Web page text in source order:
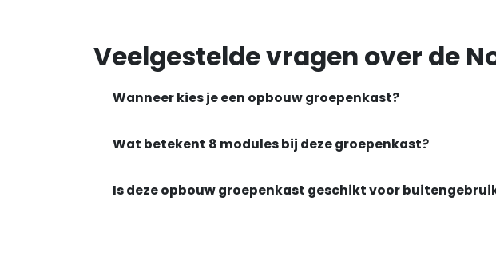
Veelgestelde vragen over de
Wanneer kies je een opbouw groepenkast?
Wat betekent 8 modules bij deze groepenkast?
Is deze opbouw groepenkast geschikt voor